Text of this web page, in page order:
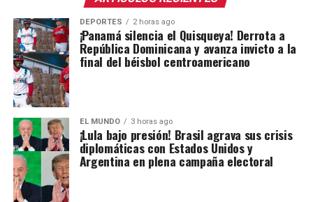
DEPORTES 2 horas ago
¡Panamá silencia el Quisqueya! Derrota a
República Dominicana y avanza invicto a la
final del béisbol centroamericano
EL MUNDO 3 horas ago
¡Lula bajo presión! Brasil agrava sus crisis
diplomáticas con Estados Unidos y
Argentina en plena campaña electoral